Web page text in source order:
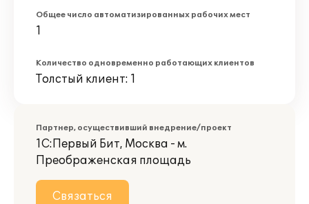
Общее число автоматизированных рабочих мест
1
Количество одновременно работающих клиентов
Толстый клиент: 1
Партнер, осуществивший внедрение/проект
1С:Первый Бит, Москва - м.
Преображенская площадь
Связаться